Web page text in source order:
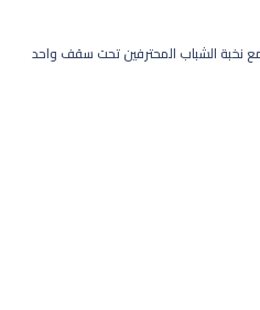
نخبة الشباب المحترفين تحت سقف واحد